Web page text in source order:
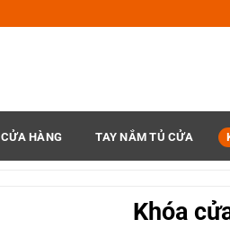
CỬA HÀNG TAY NẮM TỦ CỬA
Khóa